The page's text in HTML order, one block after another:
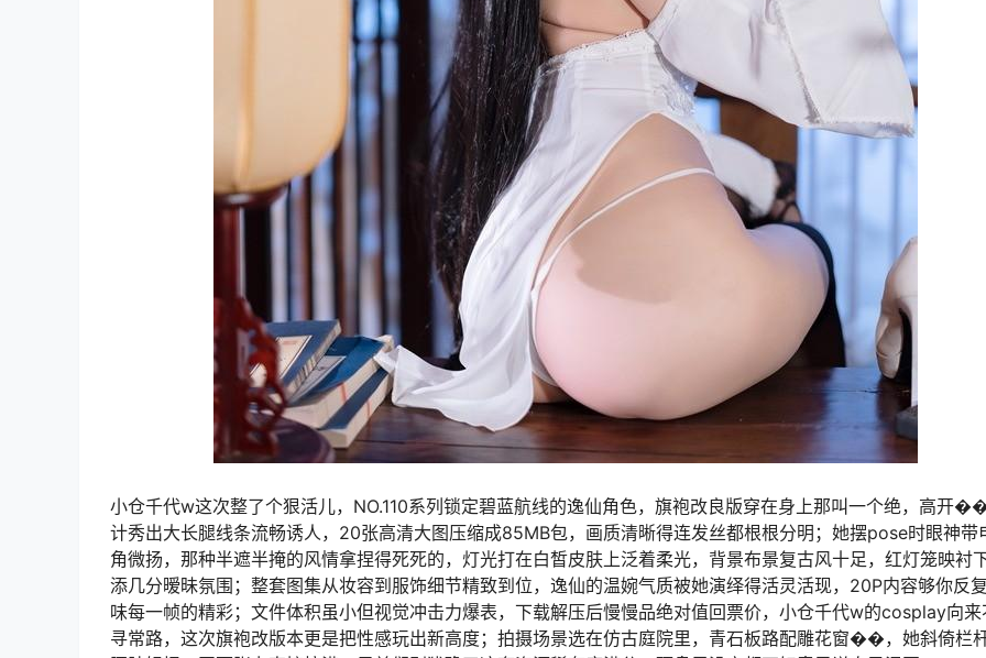
小仓千代w这次整了个狠活儿，NO.110系列锁定碧蓝航线的逸仙角色，旗袍改良版穿在身上那叫一个绝，高开
计秀出大长腿线条流畅诱人，20张高清大图压缩成85MB包，画质清晰得连发丝都根根分明；她摆pose时眼神带
角微扬，那种半遮半掩的风情拿捏得死死的，灯光打在白皙皮肤上泛着柔光，背景布景复古风十足，红灯笼映衬
添几分暧昧氛围；整套图集从妆容到服饰细节精致到位，逸仙的温婉气质被她演绎得活灵活现，20P内容够你反
味每一帧的精彩；文件体积虽小但视觉冲击力爆表，下载解压后慢慢品绝对值回票价，小仓千代w的cosplay向来
寻常路，这次旗袍改版本更是把性感玩出新高度；拍摄场景选在仿古庭院里，青石板路配雕花窗��，她斜倚栏